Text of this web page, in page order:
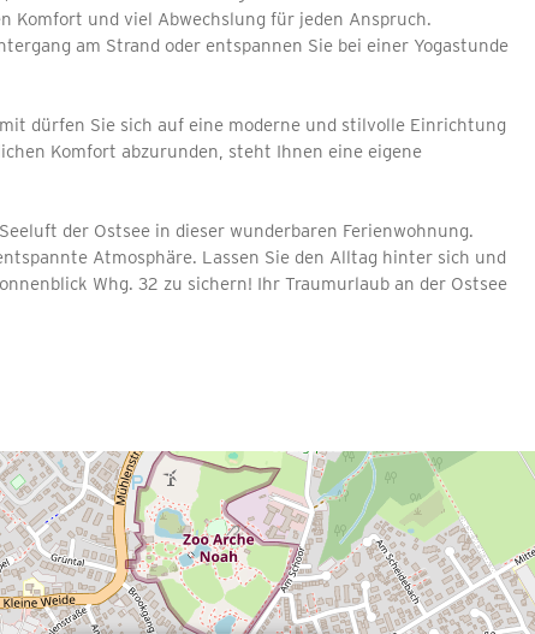
Komfort und viel Abwechslung für jeden Anspruch.
am Strand oder entspannen Sie bei einer Yogastunde
dürfen Sie sich auf eine moderne und stilvolle Einrichtung
Komfort abzurunden, steht Ihnen eine eigene
der Ostsee in dieser wunderbaren Ferienwohnung.
Atmosphäre. Lassen Sie den Alltag hinter sich und
Whg. 32 zu sichern! Ihr Traumurlaub an der Ostsee